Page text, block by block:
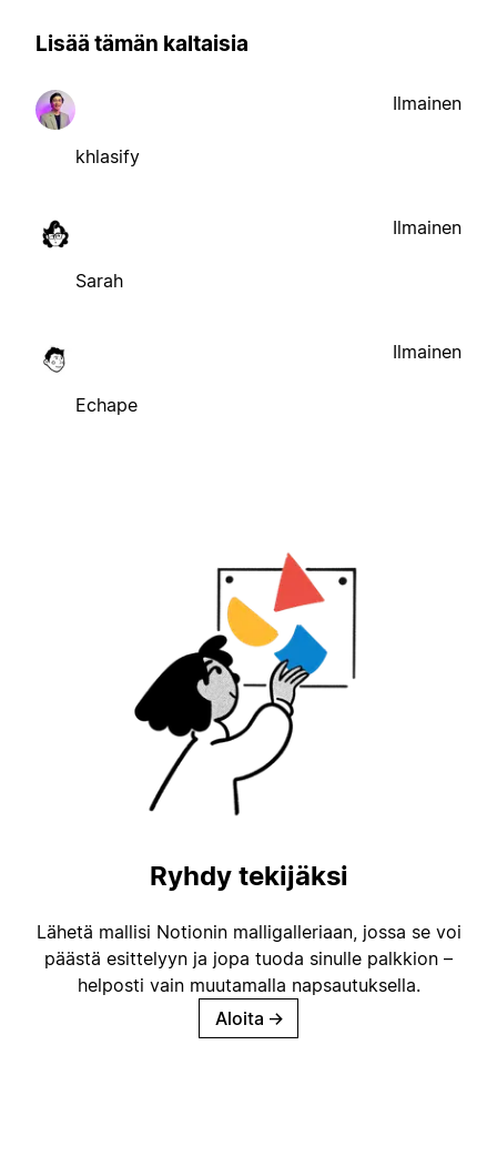
Lisää tämän kaltaisia
khlasify
Ilmainen
Sarah
Ilmainen
Echape
Ilmainen
Ryhdy tekijäksi
Lähetä mallisi Notionin malligalleriaan, jossa se voi
päästä esittelyyn ja jopa tuoda sinulle palkkion –
helposti vain muutamalla napsautuksella.
Aloita →